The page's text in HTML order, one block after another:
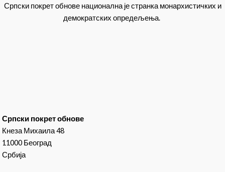
Српски покрет обнове национална је странка монархистичких и
демократских опредељења.
Српски покрет обнове
Кнеза Михаила 48
11000 Београд
Србија